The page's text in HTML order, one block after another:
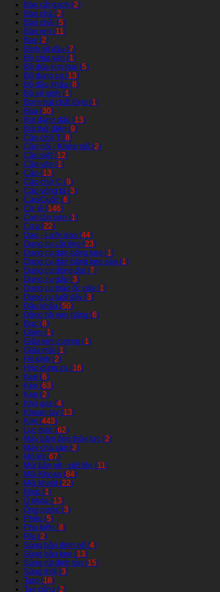
Bàn cắt gạch (2)
Bàn chà (2)
Bàn chải (5)
Bàn ren (11)
Bay (2)
Bình xịt dầu (7)
Bộ chìa vặn (1)
Bộ dũa kim loại (5)
Bộ dụng cụ (13)
Bộ đầu khẩu (8)
Bộ vệ sinh (1)
Bơm hút chất lỏng (1)
Búa (30)
Bút đánh dấu (13)
Bút thử điện (9)
Cần chữ T (8)
Cần nối - Khớp nối (2)
Cần siết (12)
Cần vặn (1)
Cảo (13)
Cảo chữ C (9)
Cảo vòng bi (3)
Cào/Cuốc (6)
Cờ lê (146)
Con lăn sơn (1)
Cưa (22)
Dao - Lưỡi dao (44)
Dụng cụ cắt ống (23)
Dụng cụ dán băng keo (1)
Dụng cụ dán băng keo sàn (1)
Dụng cụ đóng đai (7)
Dụng cụ gắp (3)
Dụng cụ tháo ốc gãy (1)
Dụng cụ tuốt dây (3)
Đầu khẩu (50)
Đồng hồ vạn năng (6)
Đục (8)
Ghim (1)
Giũa kim cương (1)
Giũa mài (1)
Hít kính (2)
Hộp dụng cụ (16)
Keo (6)
Kéo (63)
Kẹp (2)
Khò gas (4)
Khoan tay (13)
Kìm (443)
Lục giác (62)
Máy bấm ống thủy lực (2)
Máy chà sàn (2)
Mỏ lết (67)
Mũi bắn vít - siết tôn (11)
Mũi Khoan (84)
Mũi khoét (22)
Nhíp (1)
Ổ khóa (13)
Ống nước (3)
Phễu (5)
Phụ kiện (8)
Rìu (2)
Súng bắn đinh nổ (4)
Súng bắn keo (13)
Súng rút đinh tán (15)
Súng thổi (3)
Taro (18)
Tay công (2)